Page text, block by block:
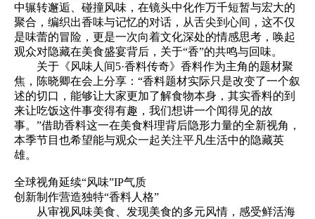
中辗转邂逅、碰撞风味，在镜头中化作万千短暂与宏大的
聚合，编织出香味与记忆的对话，从舌尖到心间，这不仅
是味蕾的冒险，更是一次向着文化深处的情感思考，唤起
观众对隐藏在美食盛宴背后，关于“香”的共鸣与回味。
关于《风味人间5·香料传奇》香料作为主角的题材聚
焦，陈晓卿在会上分享：“香料题材实际只是改变了一个叙
述的切口，能够让大家更加了解食物本身，其实香料的到
来让吃饭这件事变得有趣，我们想讲一个闻得见的故
事。”借助香料这一在美食料理背后隐形力量的全新视角，
本季节目也希望能与观众一起关注平凡生活中的隐藏英
雄。
全球视角延续“风味”IP气质
创新制作营造独特“香料人格”
从审视风味美食、发现美食的多元风情，感受鲜活海